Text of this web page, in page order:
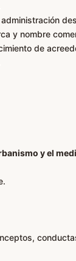
y nombre
de
y el